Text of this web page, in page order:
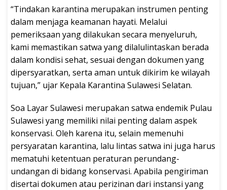
“Tindakan karantina merupakan instrumen penting
dalam menjaga keamanan hayati. Melalui
pemeriksaan yang dilakukan secara menyeluruh,
kami memastikan satwa yang dilalulintaskan berada
dalam kondisi sehat, sesuai dengan dokumen yang
dipersyaratkan, serta aman untuk dikirim ke wilayah
tujuan,” ujar Kepala Karantina Sulawesi Selatan.
Soa Layar Sulawesi merupakan satwa endemik Pulau
Sulawesi yang memiliki nilai penting dalam aspek
konservasi. Oleh karena itu, selain memenuhi
persyaratan karantina, lalu lintas satwa ini juga harus
mematuhi ketentuan peraturan perundang-
undangan di bidang konservasi. Apabila pengiriman
disertai dokumen atau perizinan dari instansi yang